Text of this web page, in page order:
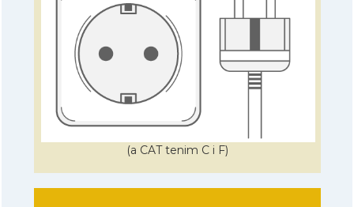
(a CAT tenim C i F)